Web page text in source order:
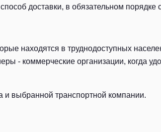
доставки, в обязательном порядке
находятся в труднодоступных
- коммерческие организации, когда
и выбранной транспортной компании.